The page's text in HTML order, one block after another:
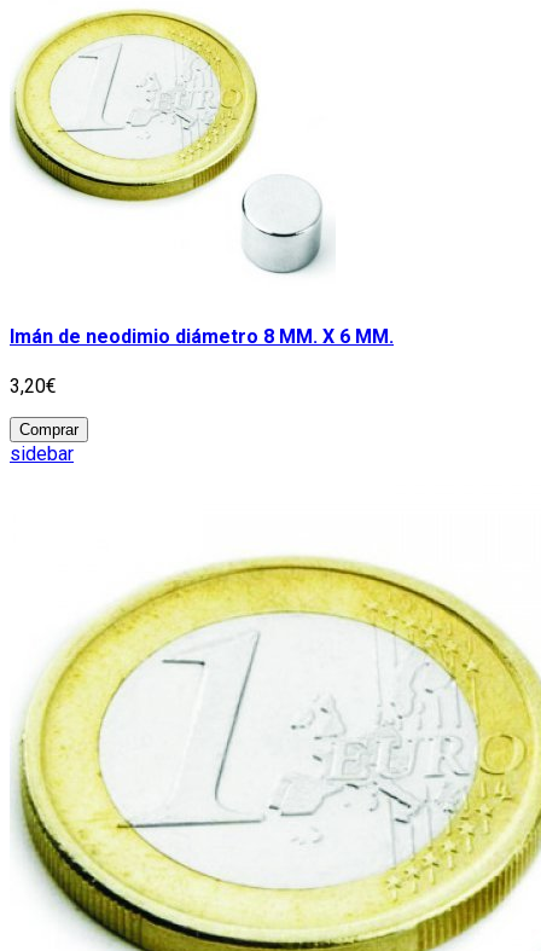
Imán de neodimio diámetro 8 MM. X 6 MM.
3,20€
Comprar
sidebar